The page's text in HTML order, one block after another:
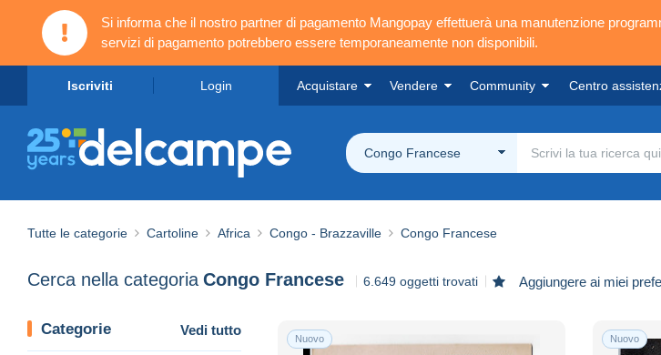
Si informa che il nostro partner di pagamento Mangopay effettuerà una manutenzione
servizi di pagamento potrebbero essere temporaneamente non disponibili.
Iscriviti Login Acquistare Vendere Community Centro
Congo Francese
Tutte le categorie Cartoline Africa Congo - Brazzaville Congo Francese
Cerca nella categoria Congo Francese 6.649 oggetti trovati Aggiungere ai miei
Categorie Vedi tutto
Nuovo Nuovo